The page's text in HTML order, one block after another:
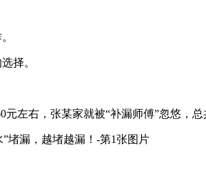
择。
左右，张某家就被“补漏师傅”忽悠，